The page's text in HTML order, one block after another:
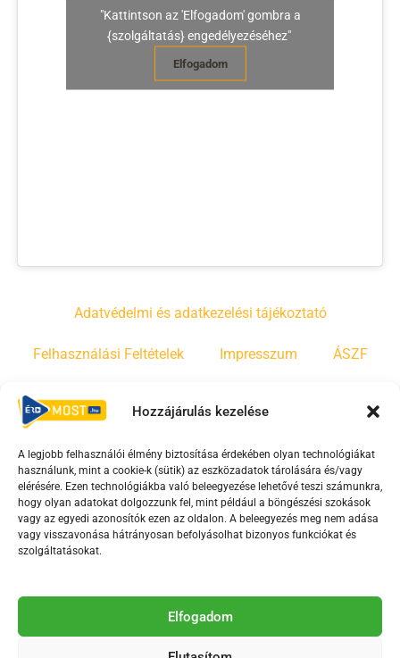
Hozzájárulás kezelése
A legjobb felhasználói élmény biztosítása érdekében olyan technológiákat
használunk, mint a cookie-k (sütik) az eszközadatok tárolására és/vagy
elérésére. Ezen technológiákba való beleegyezése lehetővé teszi számunkra,
hogy olyan adatokat dolgozzunk fel, mint például a böngészési szokások
vagy az egyedi azonosítók ezen az oldalon. A beleegyezés meg nem adása
vagy visszavonása hátrányosan befolyásolhat bizonyos funkciókat és
szolgáltatásokat.
Elfogadom
"Kattintson az 'Elfogadom' gombra a
{szolgáltatás} engedélyezéséhez"
Elfogadom
Adatvédelmi és adatkezelési tájékoztató
Felhasználási Feltételek Impresszum ÁSZF
Irányelvek
F
a
c
e
b
o
-
Y
o
u
t
u
e
s
T
i
k
t
Az Érd Média médiaszolgáltatási tevékenységét a
Médiatanács a Magyar Média Mecenatúra program